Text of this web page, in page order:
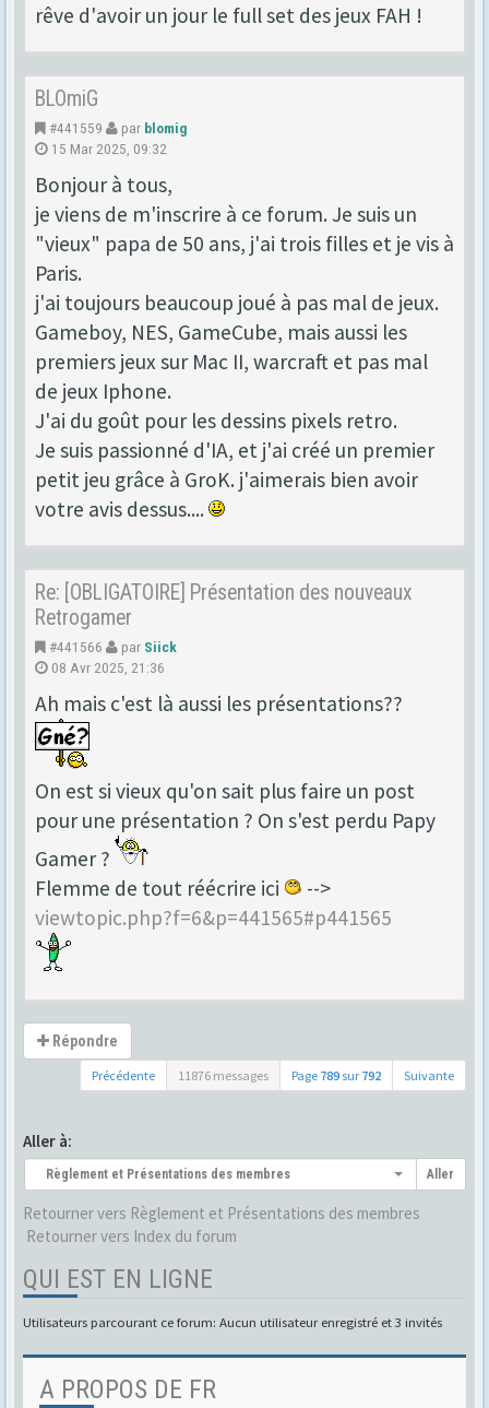
rêve d'avoir un jour le full set des jeux FAH !
BLOmiG
#441559 par blomig
15 Mar 2025, 09:32
Bonjour à tous,
je viens de m'inscrire à ce forum. Je suis un
"vieux" papa de 50 ans, j'ai trois filles et je vis à
Paris.
j'ai toujours beaucoup joué à pas mal de jeux.
Gameboy, NES, GameCube, mais aussi les
premiers jeux sur Mac II, warcraft et pas mal
de jeux Iphone.
J'ai du goût pour les dessins pixels retro.
Je suis passionné d'IA, et j'ai créé un premier
petit jeu grâce à GroK. j'aimerais bien avoir
votre avis dessus....
Re: [OBLIGATOIRE] Présentation des nouveaux
Retrogamer
#441566 par Siick
08 Avr 2025, 21:36
Ah mais c'est là aussi les présentations??
On est si vieux qu'on sait plus faire un post
pour une présentation ? On s'est perdu Papy
Gamer ?
Flemme de tout réécrire ici
-->
viewtopic.php?f=6&p=441565#p441565
Répondre
Précédente 11876 messages Page 789 sur 792 Suivante
Aller à:
Règlement et Présentations des membres Aller
Retourner vers Règlement et Présentations des membres
Retourner vers Index du forum
QUI EST EN LIGNE
Utilisateurs parcourant ce forum: Aucun utilisateur enregistré et 3 invités
A PROPOS DE FR